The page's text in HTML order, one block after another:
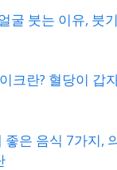
굴 붓는 이유, 붓
크란? 혈당이 갑
좋은 음식 7가지,